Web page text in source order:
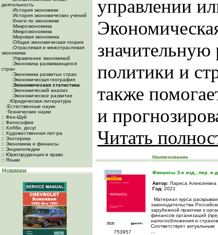
деятельность
:История экономики
:История экономических учений
:Книги по экономике
:Макроэкономика
:Микроэкономика
:Мировая экономика
:Общая экономическая теория
:Отраслевая и межотраслевая
экономика
:Управление экономикой
:Экономика развивающихся
стран
:Экономика развитых стран
:Экономическая география
:Экономическая статистика
:Экономический анализ
:Экономическое развитие
:Юридическая литература
:Естественные науки
:Технические науки
:: Фен-Шуй
:: Философия
:: Хобби, досуг
:: Художественная лит-ра
:: Эзотерика
:: Экономика и финансы
:: Энциклопедии
:: Юриспруденция и право
:: Языки
Новинки
управлении
значительную
политики и
также
и
Читать
Наименование
753957
Финансы 3-е изд., пер. и
Автор: Лариса
Год: 2021
Материал курса
законодательства
зарубежной практики к
финансов организаций
налогообложения и
Соответствует актуальным